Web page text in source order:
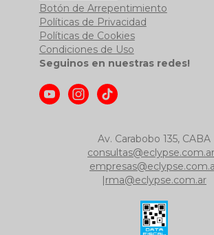
Botón de Arrepentimiento
Políticas de Privacidad
Políticas de Cookies
Condiciones de Uso
Seguinos en nuestras redes!
Av. Carabobo 135, CABA
consultas@eclypse.com.ar
|rma@eclypse.com.ar